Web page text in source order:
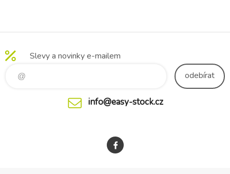
Slevy a novinky e-mailem
odebírat
info@easy-stock.cz